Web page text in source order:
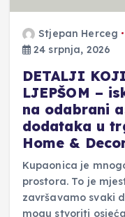
Stjepan Herceg
24 srpnja, 2026
DETALJI
LJEPŠOM –
na odabrani
dodataka u
Home &
Kupaonica je
prostora. To je
završavamo svaki
mogu stvoriti